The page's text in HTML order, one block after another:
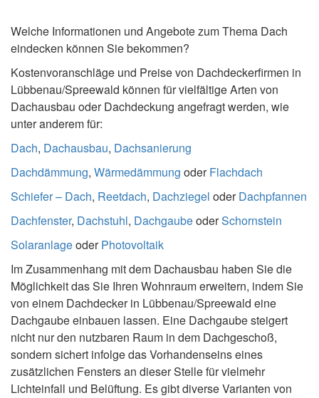
Welche Informationen und Angebote zum Thema Dach
eindecken können Sie bekommen?
Kostenvoranschläge und Preise von Dachdeckerfirmen in
Lübbenau/Spreewald können für vielfältige Arten von
Dachausbau oder Dachdeckung angefragt werden, wie
unter anderem für:
Dach, Dachausbau, Dachsanierung
Dachdämmung, Wärmedämmung oderFlachdach
Schiefer – Dach, Reetdach, Dachziegel oderDachpfannen
Dachfenster, Dachstuhl, DachgaubeoderSchornstein
SolaranlageoderPhotovoltaik
Im Zusammenhang mit dem Dachausbau haben Sie die
Möglichkeit das Sie Ihren Wohnraum erweitern, indem Sie
von einem Dachdecker in Lübbenau/Spreewald eine
Dachgaube einbauen lassen. Eine Dachgaube steigert
nicht nur den nutzbaren Raum in dem Dachgeschoß,
sondern sichert infolge das Vorhandenseins eines
zusätzlichen Fensters an dieser Stelle für vielmehr
Lichteinfall und Belüftung. Es gibt diverse Varianten von